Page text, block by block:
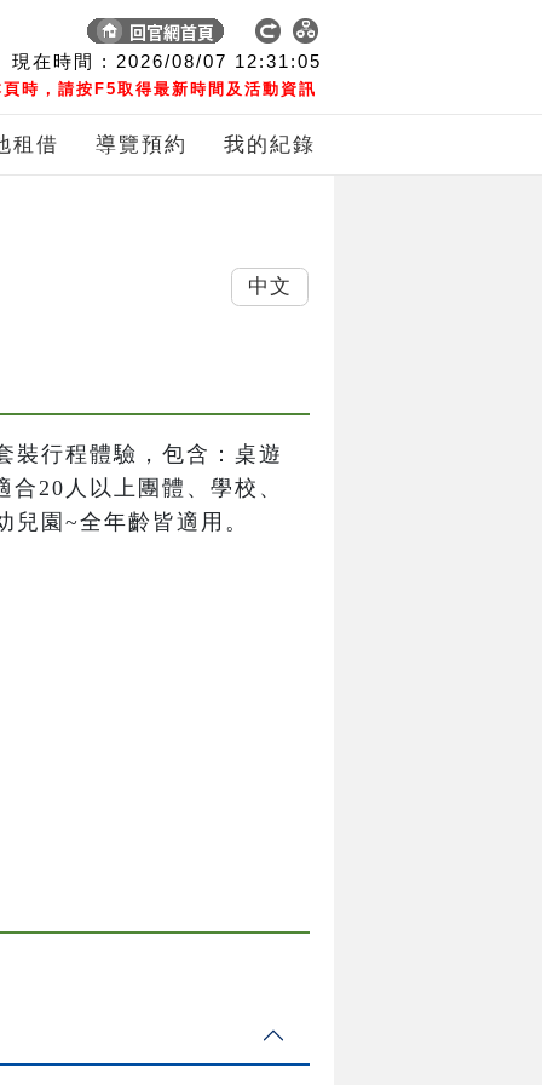
現在時間 : 2026/08/07 12:31:06
時，請按F5取得最新時間及活動資訊
租借 導覽預約 我的紀錄
裝行程體驗，包含：桌遊
20人以上團體、學校、
園~全年齡皆適用。